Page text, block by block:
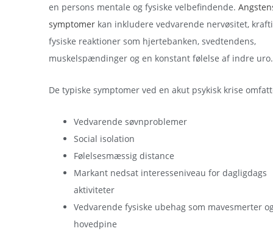
en persons mentale og fysiske velbefindende.
symptomer kan inkludere vedvarende nervøsitet,
fysiske reaktioner som hjertebanken, svedtendens,
muskelspændinger og en konstant følelse af indre uro.
De typiske symptomer ved en akut psykisk krise
Vedvarende søvnproblemer
Social isolation
Følelsesmæssig distance
Markant nedsat interesseniveau for dagligdags
aktiviteter
Vedvarende fysiske ubehag som mavesmerter
hovedpine